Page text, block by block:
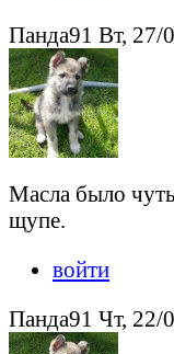
Панда91 Вт, 27/
Масла было
щупе.
войти
Панда91 Чт, 22/